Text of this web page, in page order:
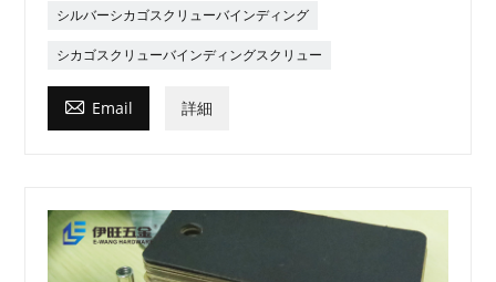
シルバーシカゴスクリューバインディング
シカゴスクリューバインディングスクリュー
 Email 詳細